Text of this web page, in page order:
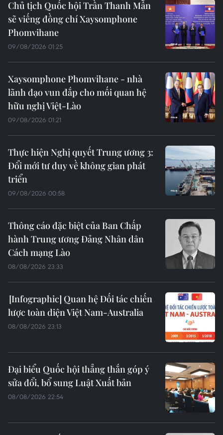
Chủ tịch Quốc hội Trần Thanh Mẫn
sẽ viếng đồng chí Xaysomphone
Phomvihane
09/08/2026 01:25
Xaysomphone Phomvihane - nhà
lãnh đạo vun đắp cho mối quan hệ
hữu nghị Việt-Lào
09/08/2026 01:21
Thực hiện Nghị quyết Trung ương 3:
Đổi mới tư duy về không gian phát
triển
09/08/2026 00:58
Thông cáo đặc biệt của Ban Chấp
hành Trung ương Đảng Nhân dân
Cách mạng Lào
08/08/2026 23:33
Quan hệ Đối tác chiến
lược toàn diện Việt Nam-Australia
08/08/2026 23:13
Đại biểu Quốc hội thẳng thắn góp ý
sửa đổi, bổ sung Luật Xuất bản
08/08/2026 22:54